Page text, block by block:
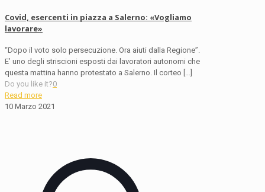
Covid, esercenti in piazza a Salerno: «Vogliamo
lavorare»
“Dopo il voto solo persecuzione. Ora aiuti dalla Regione”.
E’ uno degli striscioni esposti dai lavoratori autonomi che
questa mattina hanno protestato a Salerno. Il corteo […]
Do you like it?0
Read more
10 Marzo 2021